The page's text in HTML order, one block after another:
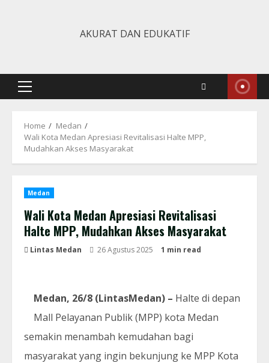
AKURAT DAN EDUKATIF
Primary
Home
Medan
Wali Kota Medan Apresiasi Revitalisasi Halte MPP,
Mudahkan Akses Masyarakat
Medan
Wali Kota Medan Apresiasi Revitalisasi
Halte MPP, Mudahkan Akses Masyarakat
Lintas Medan 26 Agustus 2025 1 min read
Medan, 26/8 (LintasMedan) – Halte di depan
Mall Pelayanan Publik (MPP) kota Medan
semakin menambah kemudahan bagi
masyarakat yang ingin bekunjung ke MPP Kota